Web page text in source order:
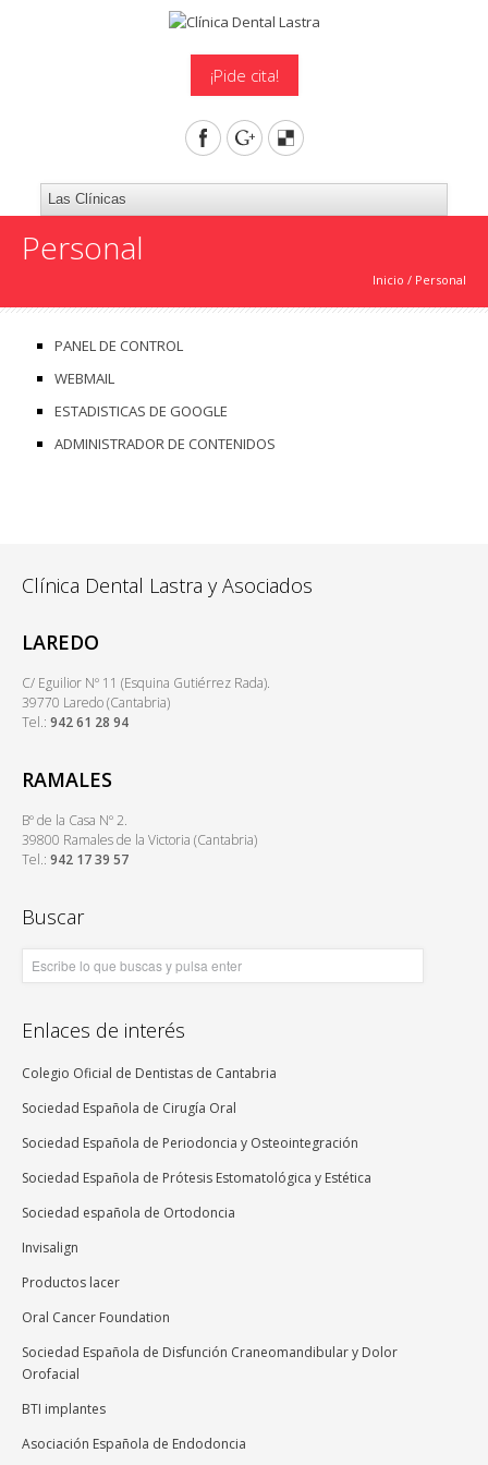
¡Pide cita!
Personal
Inicio / Personal
PANEL DE CONTROL
WEBMAIL
ESTADISTICAS DE GOOGLE
ADMINISTRADOR DE CONTENIDOS
Clínica Dental Lastra y Asociados
LAREDO
C/ Eguilior Nº 11 (Esquina Gutiérrez Rada).
39770 Laredo (Cantabria)
Tel.: 942 61 28 94
RAMALES
Bº de la Casa Nº 2.
39800 Ramales de la Victoria (Cantabria)
Tel.: 942 17 39 57
Buscar
Enlaces de interés
Colegio Oficial de Dentistas de Cantabria
Sociedad Española de Cirugía Oral
Sociedad Española de Periodoncia y Osteointegración
Sociedad Española de Prótesis Estomatológica y Estética
Sociedad española de Ortodoncia
Invisalign
Productos lacer
Oral Cancer Foundation
Sociedad Española de Disfunción Craneomandibular y Dolor
Orofacial
BTI implantes
Asociación Española de Endodoncia